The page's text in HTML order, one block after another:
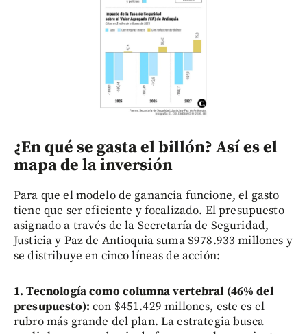
¿En qué se gasta el billón? Así es el
mapa de la inversión
Para que el modelo de ganancia funcione, el gasto
tiene que ser eficiente y focalizado. El presupuesto
asignado a través de la Secretaría de Seguridad,
Justicia y Paz de Antioquia suma $978.933 millones y
se distribuye en cinco líneas de acción:
1. Tecnología como columna vertebral (46% del
presupuesto): con $451.429 millones, este es el
rubro más grande del plan. La estrategia busca